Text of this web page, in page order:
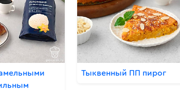
Тыквенный ПП пирог